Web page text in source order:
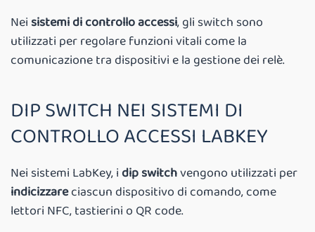
Nei sistemi di controllo accessi, gli switch sono
utilizzati per regolare funzioni vitali come la
comunicazione tra dispositivi e la gestione dei relè.
DIP SWITCH NEI SISTEMI DI
CONTROLLO ACCESSI LABKEY
Nei sistemi LabKey, i dip switchvengono utilizzati per
indicizzareciascun dispositivo di comando, come
lettori NFC, tastierini o QR code.